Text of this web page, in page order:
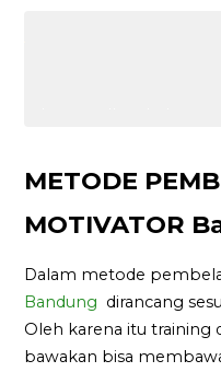
METODE
MOTIVATOR
Dalam metode
Bandung dirancang
Oleh karena itu training
bawakan bisa